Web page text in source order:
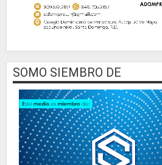
SOMO SIEMBRO DE